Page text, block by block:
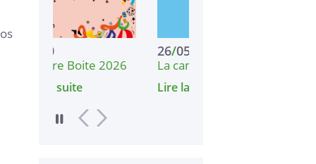
La campagne de la…
Lire la suite